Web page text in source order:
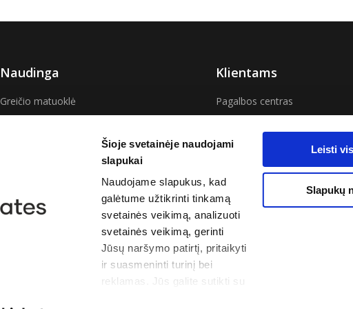
Šioje svetainėje naudojami
slapukai
Naudojame slapukus, kad
galėtume užtikrinti tinkamą
svetainės veikimą, analizuoti
svetainės veikimą, gerinti
Jūsų naršymo patirtį, pritaikyti
ir suasmeninti turinį bei
reklamas. Jūs galite sutikti su
Leisti
Slapukų
Naudinga
Greičio matuoklė
Internetas Kaune
Gaukite „Cgates“ pasiūlymą!
Klientams
Pagalbos centras
Aktualios naujienos
El. pašto tikrinimas
Savitarnos svetainė